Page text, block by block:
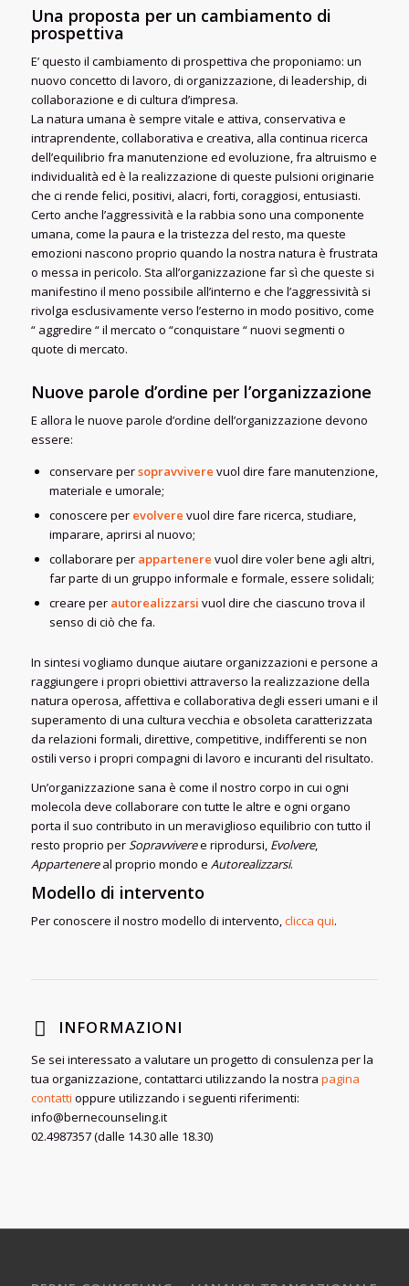
Una proposta per un cambiamento di
prospettiva
E’ questo il cambiamento di prospettiva che proponiamo: un
nuovo concetto di lavoro, di organizzazione, di leadership, di
collaborazione e di cultura d’impresa.
La natura umana è sempre vitale e attiva, conservativa e
intraprendente, collaborativa e creativa, alla continua ricerca
dell’equilibrio fra manutenzione ed evoluzione, fra altruismo e
individualità ed è la realizzazione di queste pulsioni originarie
che ci rende felici, positivi, alacri, forti, coraggiosi, entusiasti.
Certo anche l’aggressività e la rabbia sono una componente
umana, come la paura e la tristezza del resto, ma queste
emozioni nascono proprio quando la nostra natura è frustrata
o messa in pericolo. Sta all’organizzazione far sì che queste si
manifestino il meno possibile all’interno e che l’aggressività si
rivolga esclusivamente verso l’esterno in modo positivo, come
“ aggredire “ il mercato o “conquistare “ nuovi segmenti o
quote di mercato.
Nuove parole d’ordine per l’organizzazione
E allora le nuove parole d’ordine dell’organizzazione devono
essere:
conservare persopravvivere vuol dire fare manutenzione,
materiale e umorale;
conoscere per evolvere vuol dire fare ricerca, studiare,
imparare, aprirsi al nuovo;
collaborare per appartenere vuol dire voler bene agli altri,
far parte di un gruppo informale e formale, essere solidali;
creare per autorealizzarsi vuol dire che ciascuno trova il
senso di ciò che fa.
In sintesi vogliamo dunque aiutare organizzazioni e persone a
raggiungere i propri obiettivi attraverso la realizzazione della
natura operosa, affettiva e collaborativa degli esseri umani e il
superamento di una cultura vecchia e obsoleta caratterizzata
da relazioni formali, direttive, competitive, indifferenti se non
ostili verso i propri compagni di lavoro e incuranti del risultato.
Un’organizzazione sana è come il nostro corpo in cui ogni
molecola deve collaborare con tutte le altre e ogni organo
porta il suo contributo in un meraviglioso equilibrio con tutto il
resto proprio perSopravviveree riprodursi, Evolvere,
Appartenereal proprio mondo e Autorealizzarsi.
Modello di intervento
Per conoscere il nostro modello di intervento,clicca qui.
INFORMAZIONI
Se sei interessato a valutare un progetto di consulenza per la
tua organizzazione, contattarci utilizzando la nostra pagina
contatti oppure utilizzando i seguenti riferimenti:
info@bernecounseling.it
02.4987357 (dalle 14.30 alle 18.30)